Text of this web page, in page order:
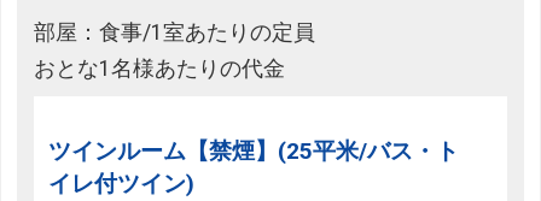
部屋：食事/1室あたりの定員
おとな1名様あたりの代金
ツインルーム【禁煙】(25平米/バス・ト
イレ付ツイン)